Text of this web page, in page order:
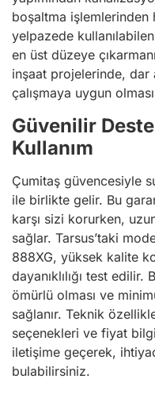
boşaltma
yelpazede kullanılabilen
en üst düzeye
inşaat projelerinde,
çalışmaya uygun
Güvenilir
Kullanım
Çumitaş güvencesiyle
ile birlikte gelir. Bu
karşı sizi korurken,
sağlar. Tarsus’taki
888XG, yüksek kalite
dayanıklılığı test
ömürlü olması ve
sağlanır. Teknik
seçenekleri ve fiyat
iletişime geçerek,
bulabilirsiniz.